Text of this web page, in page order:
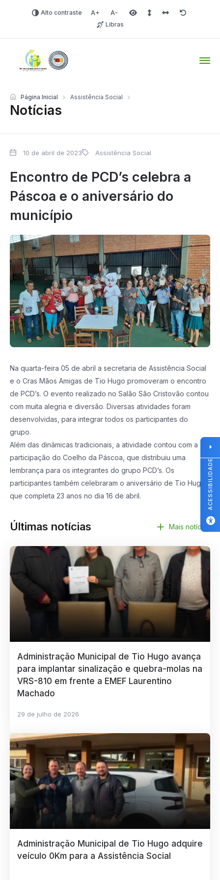
Alto contraste Aumentar fonte
Diminuir fonteÁrea selecionada
Espaçamento de linha
Espaço dos
Redefinir
Libras
Notícias
Página Inicial Assistência Social
10 de abril de 2023 Assistência Social
Encontro de PCD’s celebra a
Páscoa e o aniversário do
município
Na quarta-feira 05 de abril a secretaria de Assistência Social
e o Cras Mãos Amigas de Tio Hugo promoveram o encontro
de PCD’s. O evento realizado no Salão São Cristovão contou
com muita alegria e diversão. Diversas atividades foram
desenvolvidas, para integrar todos os participantes do
grupo.
Além das dinâmicas tradicionais, a atividade contou com a
participação do Coelho da Páscoa, que distribuiu uma
lembrança para os integrantes do grupo PCD’s. Os
participantes também celebraram o aniversário de Tio Hugo,
que completa 23 anos no dia 16 de abril.
Últimas notícias Mais notícias
Administração Municipal de Tio Hugo avança
para implantar sinalização e quebra-molas na
VRS-810 em frente a EMEF Laurentino
Machado
29 de julho de 2026
Administração Municipal de Tio Hugo adquire
veículo 0Km para a Assistência Social
ACESSIBILIDADE